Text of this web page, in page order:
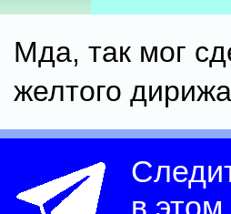
Мда, так мог
желтого
в